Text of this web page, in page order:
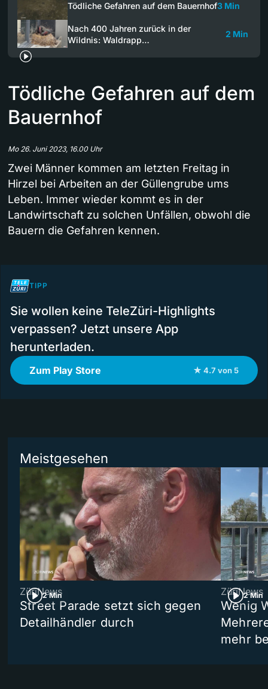
Tödliche Gefahren auf dem Bauernhof3 Min
Nach 400 Jahren zurück in der
Wildnis: Waldrapp…
2 Min
Tödliche Gefahren auf dem
Bauernhof
Mo 26. Juni 2023, 16.00 Uhr
Zwei Männer kommen am letzten Freitag in
Hirzel bei Arbeiten an der Güllengrube ums
Leben. Immer wieder kommt es in der
Landwirtschaft zu solchen Unfällen, obwohl die
Bauern die Gefahren kennen.
TIPP
Sie wollen keine TeleZüri-Highlights
verpassen? Jetzt unsere App
herunterladen.
Zum Play Store ★ 4.7 von 5
Meistgesehen
2 Min
ZüriNews
Street Parade setzt sich gegen
Detailhändler durch
2 Min
ZüriNews
Wenig
mehr